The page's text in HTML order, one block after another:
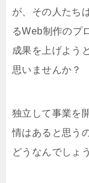
が、その人たち
るWeb制作のプ
成果を上げよう
思いませんか？
独立して事業を
情はあると思う
どうなんでしょ